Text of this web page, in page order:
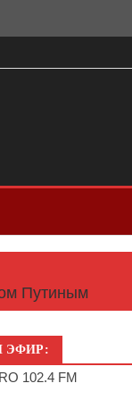
Путиным
ЭФИР:
102.4 FM